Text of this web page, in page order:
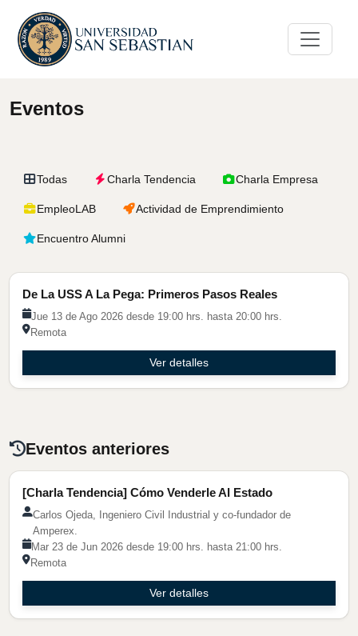
Eventos
Todas Charla Tendencia Charla Empresa
EmpleoLAB Actividad de Emprendimiento
Encuentro Alumni
Charla Tendencia
De La USS A La Pega: Primeros Pasos Reales
Jue 13 de Ago 2026 desde 19:00 hrs. hasta 20:00 hrs.
Remota
Ver detalles
Eventos anteriores
[Charla Tendencia] Cómo Venderle Al Estado
Carlos Ojeda, Ingeniero Civil Industrial y co-fundador de
Amperex.
Mar 23 de Jun 2026 desde 19:00 hrs. hasta 21:00 hrs.
Remota
Ver detalles